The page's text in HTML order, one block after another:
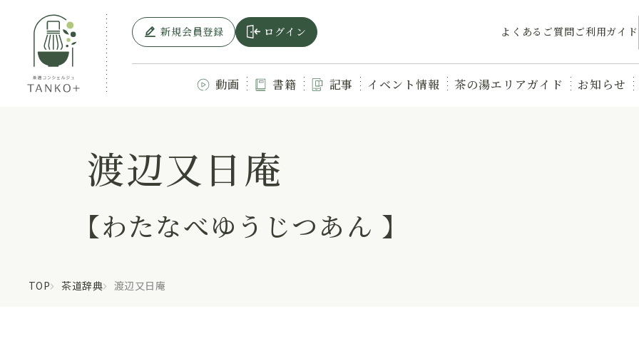
新規会員登録 ログイン よくあるご質問ご利用ガイド
動画 書籍 記事 イベント情報 茶の湯エリアガイド お知らせ
渡辺又日庵
【わたなべゆうじつあん 】
TOP 茶道辞典 渡辺又日庵